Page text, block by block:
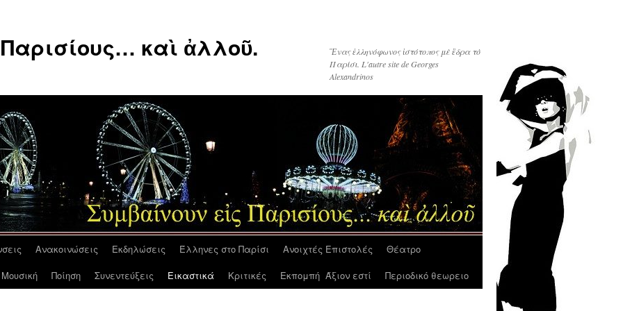
καὶ ἀλλοῦ.
Ἓνας ἑλληνόφωνος ἱστότοπος μὲ ἓδρα τὸ
Παρίσι. L'autre site de Georges
Alexandrinos
Ανακοινώσεις Εκδηλώσεις Έλληνες στο Παρίσι Ανοιχτές Επιστολές
Θέατρο
Μουσική Ποίηση Συνεντεύξεις Εικαστικά Κριτικές Εκπομπή Άξιον εστί Περιοδικό θεωρειο